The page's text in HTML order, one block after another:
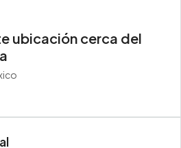
ubicación cerca del